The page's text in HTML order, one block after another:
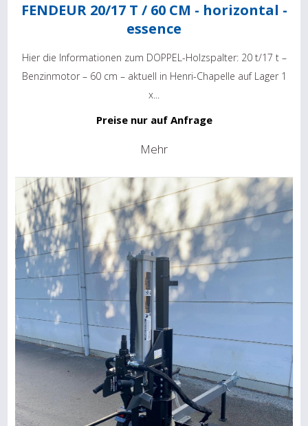
FENDEUR 20/17 T / 60 CM - horizontal -
essence
Hier die Informationen zum DOPPEL-Holzspalter: 20 t/17 t –
Benzinmotor – 60 cm – aktuell in Henri-Chapelle auf Lager 1
x...
Preise nur auf Anfrage
Mehr